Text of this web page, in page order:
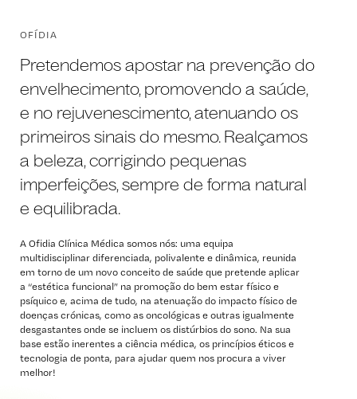
OFÍDIA
Pretendemos apostar na prevenção do
envelhecimento, promovendo a saúde,
e no rejuvenescimento, atenuando os
primeiros sinais do mesmo. Realçamos
a beleza, corrigindo pequenas
imperfeições, sempre de forma natural
e equilibrada.
A Ofidia Clínica Médica somos nós: uma equipa
multidisciplinar diferenciada, polivalente e dinâmica, reunida
em torno de um novo conceito de saúde que pretende aplicar
a “estética funcional” na promoção do bem estar físico e
psíquico e, acima de tudo, na atenuação do impacto físico de
doenças crónicas, como as oncológicas e outras igualmente
desgastantes onde se incluem os distúrbios do sono. Na sua
base estão inerentes a ciência médica, os princípios éticos e
tecnologia de ponta, para ajudar quem nos procura a viver
melhor!